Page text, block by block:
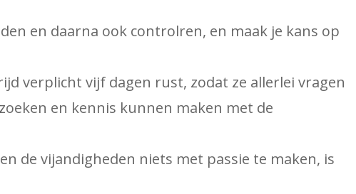
en daarna ook controlren, en maak je kans op
verplicht vijf dagen rust, zodat ze allerlei vragen
en kennis kunnen maken met de
de vijandigheden niets met passie te maken, is